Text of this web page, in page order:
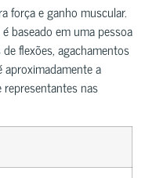
força e ganho muscular.
baseado em uma pessoa
flexões, agachamentos
a
representantes nas